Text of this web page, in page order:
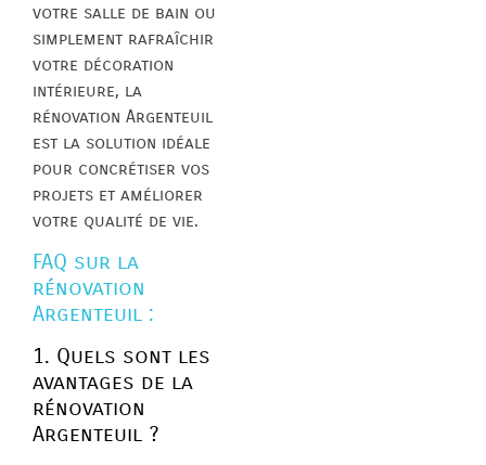
votre salle de bain ou
simplement rafraîchir
votre décoration
intérieure, la
rénovation Argenteuil
est la solution idéale
pour concrétiser vos
projets et améliorer
votre qualité de vie.
FAQ sur la
rénovation
Argenteuil :
1. Quels sont les
avantages de la
rénovation
Argenteuil ?